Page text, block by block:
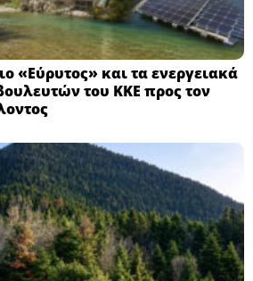
«Εύρυτος» και τα ενεργειακά
του ΚΚΕ προς τον